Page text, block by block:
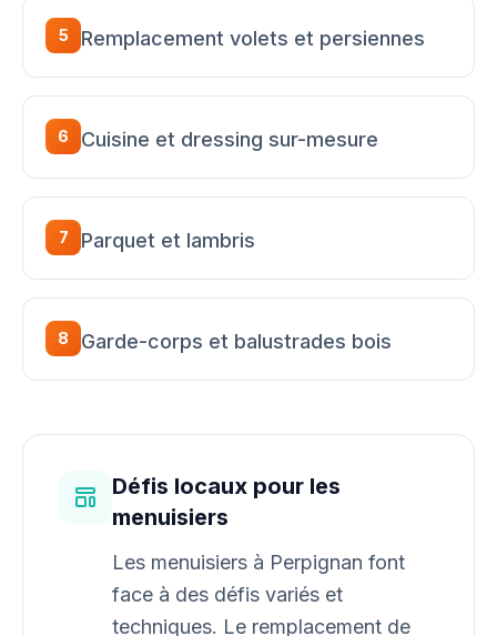
5 Remplacement volets et persiennes
6 Cuisine et dressing sur-mesure
7 Parquet et lambris
8 Garde-corps et balustrades bois
Défis locaux pour les
menuisiers
Les menuisiers à Perpignan font
face à des défis variés et
techniques. Le remplacement de